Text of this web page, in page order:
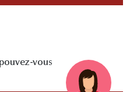
vous